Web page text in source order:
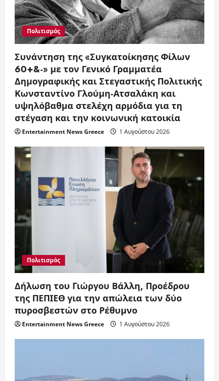
Πολιτισμός
Συνάντηση της «Συγκατοίκησης Φίλων
60+&-» με τον Γενικό Γραμματέα
Δημογραφικής και Στεγαστικής Πολιτικής
Κωνσταντίνο Γλούμη-Ατσαλάκη και
υψηλόβαθμα στελέχη αρμόδια για τη
στέγαση και την κοινωνική κατοικία
Entertainment News Greece 1 Αυγούστου 2026
Πολιτισμός
Δήλωση του Γιώργου Βάλλη, Προέδρου
της ΠΕΠΙΕΘ για την απώλεια των δύο
πυροσβεστών στο Ρέθυμνο
Entertainment News Greece 1 Αυγούστου 2026